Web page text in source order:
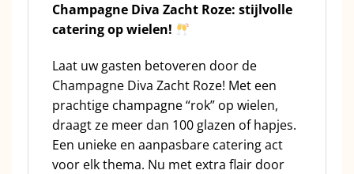
Champagne Diva Zacht Roze: stijlvolle
catering op wielen!
Laat uw gasten betoveren door de
Champagne Diva Zacht Roze! Met een
prachtige champagne “rok” op wielen,
draagt ze meer dan 100 glazen of hapjes.
Een unieke en aanpasbare catering act
voor elk thema. Nu met extra flair door